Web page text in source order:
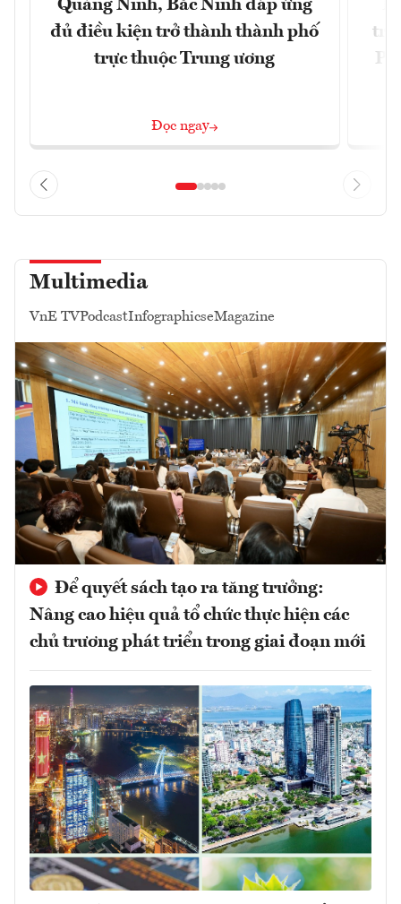
Quảng Ninh, Bắc Ninh đáp ứng
đủ điều kiện trở thành thành phố
trực thuộc Trung ương
Đọc ngay
Multimedia
VnE TVPodcastInfographicseMagazine
Để quyết sách tạo ra tăng trưởng:
Nâng cao hiệu quả tổ chức thực hiện các
chủ trương phát triển trong giai đoạn mới